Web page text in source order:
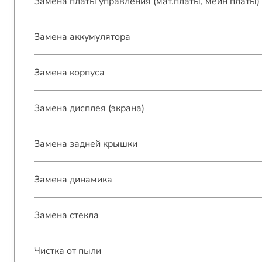
Замена аккумулятора
Замена корпуса
Замена дисплея (экрана)
Замена задней крышки
Замена динамика
Замена стекла
Чистка от пыли